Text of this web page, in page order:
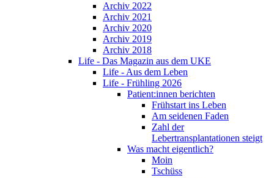
Archiv 2022
Archiv 2021
Archiv 2020
Archiv 2019
Archiv 2018
Life - Das Magazin aus dem UKE
Life - Aus dem Leben
Life - Frühling 2026
Patient:innen berichten
Frühstart ins Leben
Am seidenen Faden
Zahl der
Lebertransplantationen steigt
Was macht eigentlich?
Moin
Tschüss